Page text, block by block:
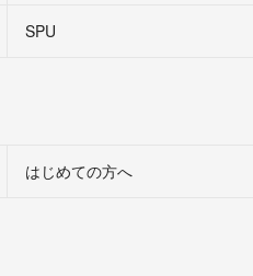
SPU
はじめての方へ